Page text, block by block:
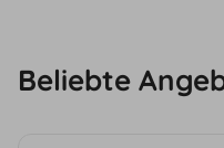
Beliebte